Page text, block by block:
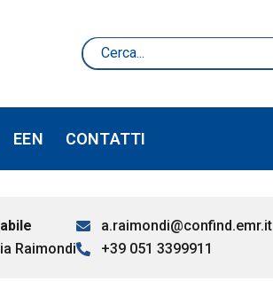
EEN CONTATTI
Raimondi
a.raimondi@confind.emr.it
+39 051 3399911